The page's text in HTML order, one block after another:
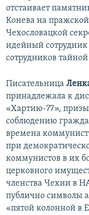
отстаивает
Конева на
Чехословацкой
идейный
сотрудников
Писательница
принадлежала к
«Хартию-77»,
соблюдению
времена
при
коммунистов в их
церковного
членства Чехии в
публично символы
«пятой колонной в